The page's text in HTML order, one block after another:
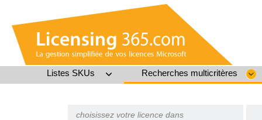
Listes SKUs Recherches multicritères
choisissez votre licence dans